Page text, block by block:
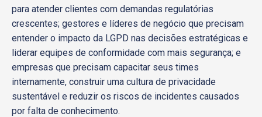
para atender clientes com demandas regulatórias
crescentes; gestores e líderes de negócio que precisam
entender o impacto da LGPD nas decisões estratégicas e
liderar equipes de conformidade com mais segurança; e
empresas que precisam capacitar seus times
internamente, construir uma cultura de privacidade
sustentável e reduzir os riscos de incidentes causados
por falta de conhecimento.